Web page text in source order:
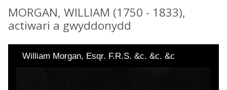
MORGAN, WILLIAM (1750 - 1833),
actiwari a gwyddonydd
William Morgan, Esqr. F.R.S. &c. &c. &c